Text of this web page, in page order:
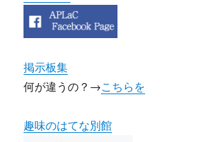
掲示板集
何が違うの？→こちらを
趣味のはてな別館